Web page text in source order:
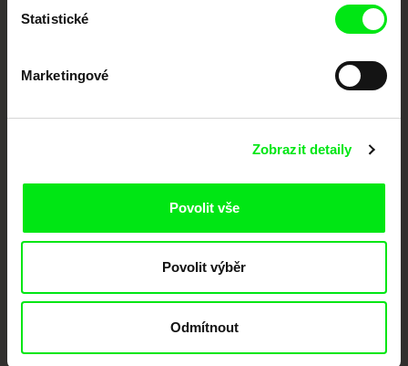
Statistické
Marketingové
Zobrazit detaily
Povolit vše
Povolit výběr
Odmítnout
Against Gravity